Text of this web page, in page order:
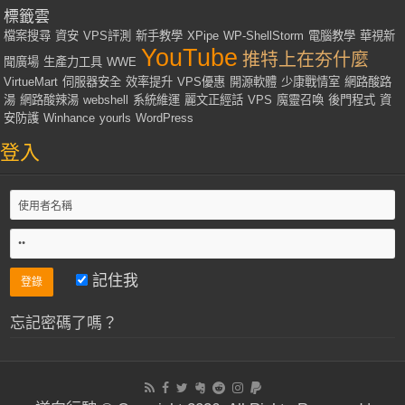
標籤雲
檔案搜尋 資安 VPS評測 新手教學 XPipe WP-ShellStorm 電腦教學 華視新
聞廣場 生產力工具 WWE YouTube 推特上在夯什麼
VirtueMart 伺服器安全 效率提升 VPS優惠 開源軟體 少康戰情室 網路酸路
湯 網路酸辣湯 webshell 系統維運 麗文正經話 VPS 魔靈召喚 後門程式 資
安防護 Winhance yourls WordPress
登入
記住我
忘記密碼了嗎？